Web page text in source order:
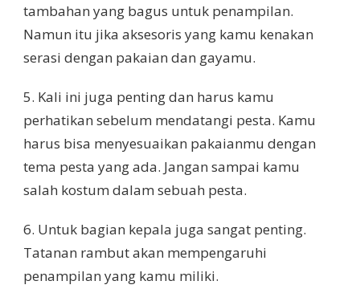
tambahan yang bagus untuk penampilan.
Namun itu jika aksesoris yang kamu kenakan
serasi dengan pakaian dan gayamu.
5. Kali ini juga penting dan harus kamu
perhatikan sebelum mendatangi pesta. Kamu
harus bisa menyesuaikan pakaianmu dengan
tema pesta yang ada. Jangan sampai kamu
salah kostum dalam sebuah pesta.
6. Untuk bagian kepala juga sangat penting.
Tatanan rambut akan mempengaruhi
penampilan yang kamu miliki.